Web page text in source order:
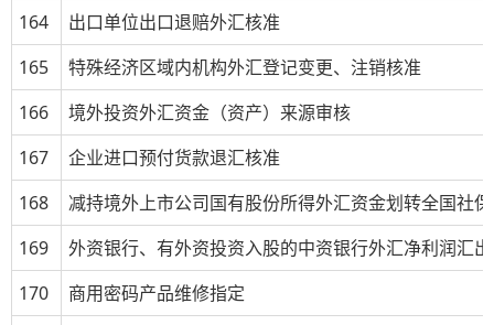
164
出口单位出口退赔外汇核准
165
特殊经济区域内机构外汇登记变更、注销核准
166
境外投资外汇资金（资产）来源审核
167
企业进口预付货款退汇核准
168
减持境外上市公司国有股份所得外汇资金划转全国社
169
外资银行、有外资投资入股的中资银行外汇净利润汇
170
商用密码产品维修指定